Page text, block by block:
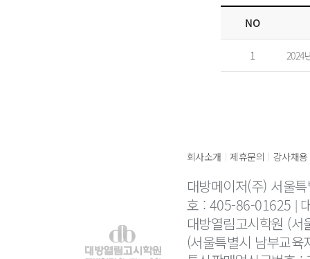
NO
1 2024
회사소개 | 제휴문의 | 강사채용
대방메이저(주) 서울
호 : 405-86-01625
대방열림고시학원 (
(서울특별시 남부교